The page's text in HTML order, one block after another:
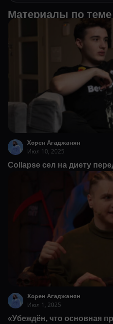
Материалы по теме
Хорен Агаджанян
Июл 10, 2025
Collapse сел на диету
Хорен Агаджанян
Июл 1, 2025
«Убеждён, что основная